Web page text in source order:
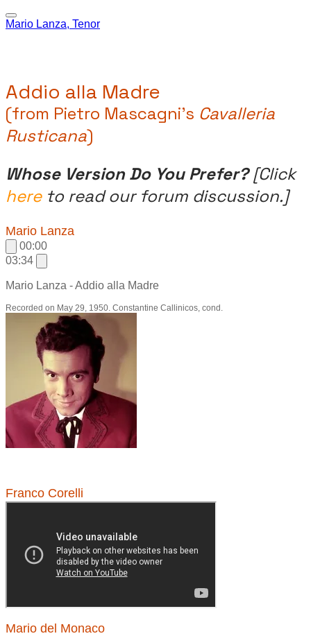
Mario Lanza, Tenor
Addio alla Madre
(from Pietro Mascagni's Cavalleria
Rusticana)
Whose Version Do You Prefer?[Click
hereto read our forum discussion.]
Mario Lanza
00:00
03:34
Mario Lanza - Addio alla Madre
Recorded on May 29, 1950. Constantine Callinicos, cond.
Franco Corelli
Mario del Monaco